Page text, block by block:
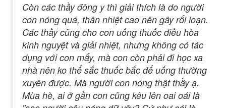
Còn các thầy đông y thì giải thích là do người
con nóng quá, thân nhiệt cao nên gây rối loạn.
Các thầy cũng cho con uống thuốc điều hòa
kinh nguyệt và giải nhiệt, nhưng không có tác
dụng với con mấy, mà con còn phải đi học xa
nhà nên ko thể sắc thuốc bắc để uống thường
xuyên được. Mà người con nóng thật thầy ạ.
Mùa hè, ai ở gần con cũng kêu lên oai oái là